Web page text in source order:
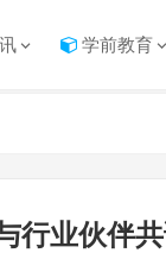
学前教育
行业伙伴